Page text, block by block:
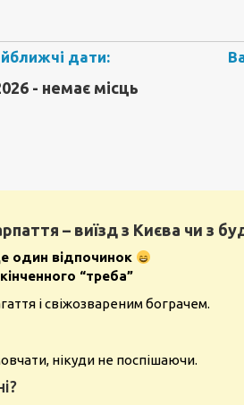
дати:
17.08.2026 - немає місць
– виїзд з Києва чи з
один відпочинок
“треба”
і свіжозвареним бограчем.
нікуди не поспішаючи.